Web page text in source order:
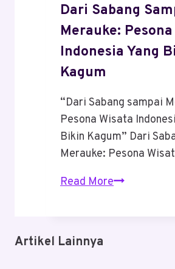
Tahun
Ini
Dari Sabang
Merauke:
Indonesia Yang
Kagum
“Dari Sabang sampai
Pesona Wisata
Bikin Kagum” Dari
Merauke: Pesona
Read MoreDari
Artikel Lainnya